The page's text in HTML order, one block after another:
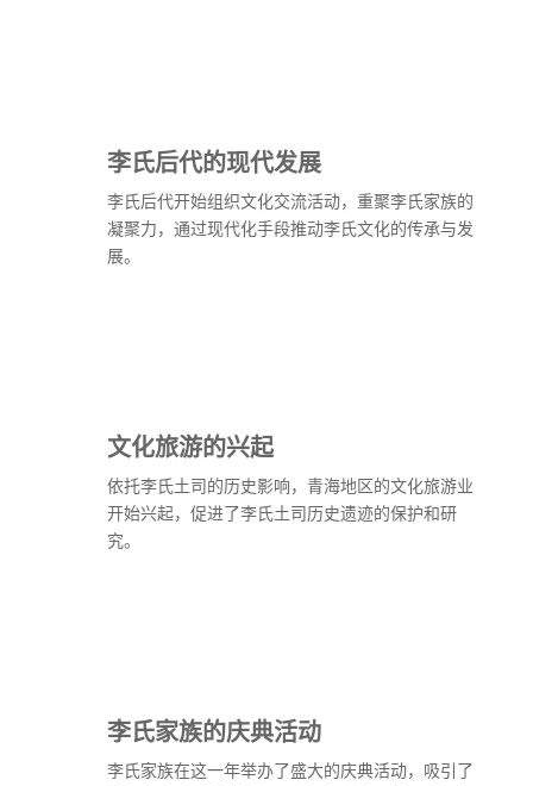
李氏后代的现代发展
李氏后代开始组织文化交流活动，重聚李氏家族的
凝聚力，通过现代化手段推动李氏文化的传承与发
展。
文化旅游的兴起
依托李氏土司的历史影响，青海地区的文化旅游业
开始兴起，促进了李氏土司历史遗迹的保护和研
究。
李氏家族的庆典活动
李氏家族在这一年举办了盛大的庆典活动，吸引了